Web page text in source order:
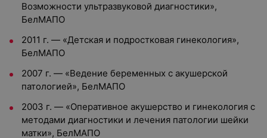
Возможности ультразвуковой диагностики»,
БелМАПО
2011 г. — «Детская и подростковая гинекология»,
БелМАПО
2007 г. — «Ведение беременных с акушерской
патологией», БелМАПО
2003 г. — «Оперативное акушерство и гинекология с
методами диагностики и лечения патологии шейки
матки», БелМАПО